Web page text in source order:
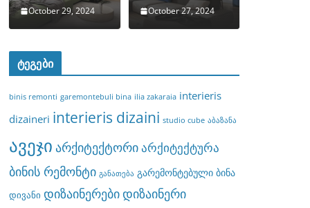
October 29, 2024 October 27, 2024
ტეგები
binis remonti garemontebuli bina ilia zakaraia interieris
dizaineri interieris dizaini studio cube აბაზანა
ავეჯი არქიტექტორიარქიტექტურა
ბინის რემონტი განათება გარემონტებული ბინა
დივანი დიზაინერებიდიზაინერი